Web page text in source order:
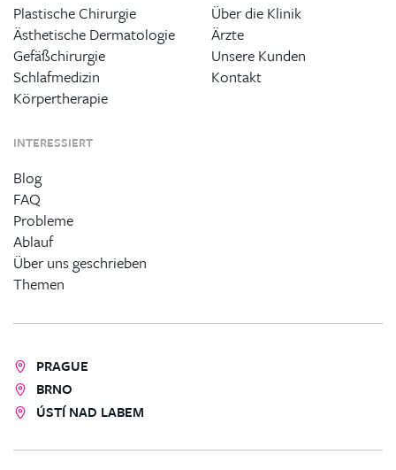
Plastische Chirurgie
Ästhetische Dermatologie
Gefäßchirurgie
Schlafmedizin
Körpertherapie
Über die Klinik
Ärzte
Unsere Kunden
Kontakt
INTERESSIERT
Blog
FAQ
Probleme
Ablauf
Über uns geschrieben
Themen
PRAGUE
BRNO
ÚSTÍ NAD LABEM